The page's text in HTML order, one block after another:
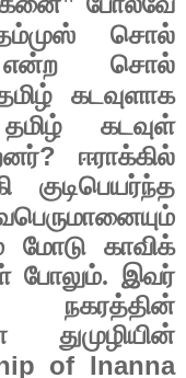
சொல்
என்ற சொல்
கடவுளாக
கடவுள்
?
ஈராக்கில்
குடிபெயர்ந்த
மோடு காவிக்
போலும். இவர்
நகரத்தின்
of Inanna